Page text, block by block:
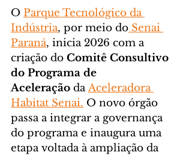
O Parque Tecnológico da
Indústria, por meio do Senai
Paraná, inicia 2026 com a
criação do Comitê Consultivo
do Programa de
Aceleração da Aceleradora
Habitat Senai. O novo órgão
passa a integrar a governança
do programa e inaugura uma
etapa voltada à ampliação da